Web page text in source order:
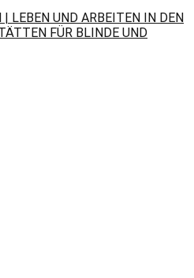
LEBEN UND ARBEITEN IN DEN
FÜR BLINDE UND